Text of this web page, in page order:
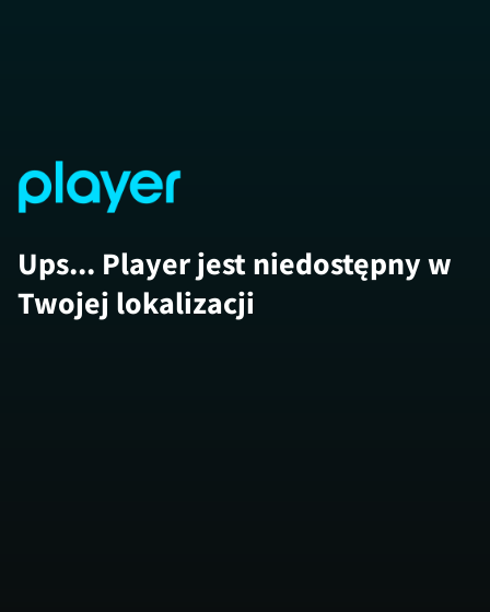
Ups... Player jest niedostępny w
Twojej lokalizacji